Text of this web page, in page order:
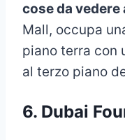
cose da vedere
Mall, occupa
piano terra con
al terzo piano
6. Dubai